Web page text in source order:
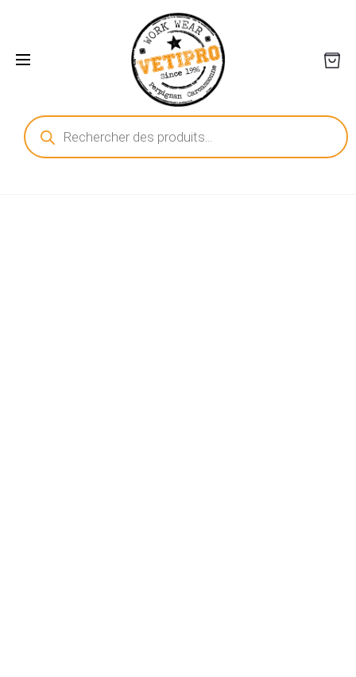
Recherche
de
produits